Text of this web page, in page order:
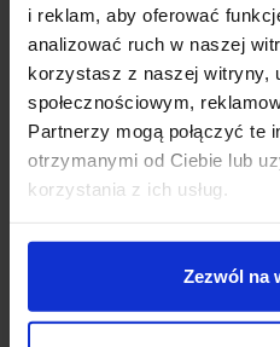
i reklam, aby oferować
analizować ruch w naszej
korzystasz z naszej witryny,
społecznościowym,
Partnerzy mogą połączyć te
otrzymanymi od Ciebie lub
korzystania z ich usług.
Zezwól na
wysokość (cm): 31
szerokość (cm): 10
głębokość (cm): 11
ilość źródeł: 2
rodzaj trzonka: G9
max moc źródła: 5W
napięcie: 230V
kolor lampy: czarny
materiał: metal/szkło